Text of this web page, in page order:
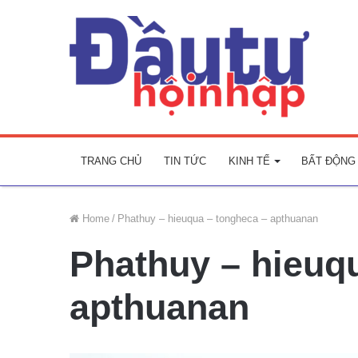
TRANG CHỦ TIN TỨC KINH TẾ BẤT
Home / Phathuy – hieuqua – tongheca – apthuanan
Phathuy –
apthuanan